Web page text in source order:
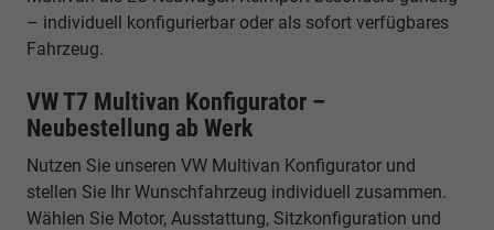
– individuell konfigurierbar oder als sofort verfügbares
Fahrzeug.
VW T7 Multivan Konfigurator –
Neubestellung ab Werk
Nutzen Sie unseren VW Multivan Konfigurator und
stellen Sie Ihr Wunschfahrzeug individuell zusammen.
Wählen Sie Motor, Ausstattung, Sitzkonfiguration und